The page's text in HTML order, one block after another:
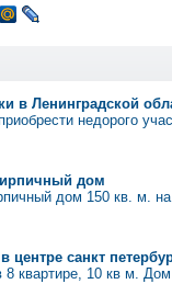
в Ленинградской
недорого
дом
дом 150 кв. м.
центре санкт
8 квартире, 10 кв м.